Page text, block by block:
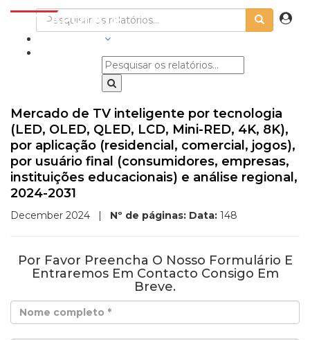
Mercado de TV inteligente por tecnologia
(LED, OLED, QLED, LCD, Mini-RED, 4K, 8K),
por aplicação (residencial, comercial, jogos),
por usuário final (consumidores, empresas,
instituições educacionais) e análise regional,
2024-2031
December 2024 | Nº de páginas: Data: 148
Por Favor Preencha O Nosso Formulário E
Entraremos Em Contacto Consigo Em
Breve.